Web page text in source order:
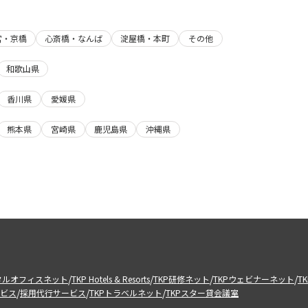
京橋 心斎橋・なんば 淀屋橋・本町 その他
和歌山県
香川県 愛媛県
熊本県 宮崎県 鹿児島県 沖縄県
オフィスネット/TKP Hotels & Resorts/TKP研修ネット/TKPウェビナーネット/
ス/採用代行サービス/TKPトラベルネット/TKPスター貸会議室